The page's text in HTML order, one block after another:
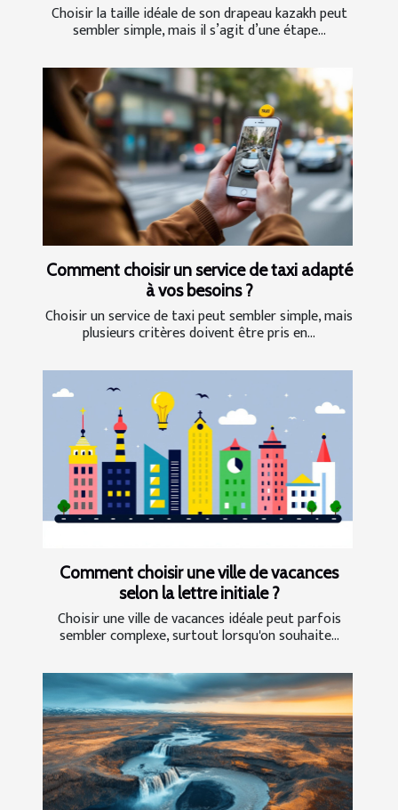
Choisir la taille idéale de son drapeau kazakh peut
sembler simple, mais il s’agit d’une étape...
Comment choisir un service de taxi adapté
à vos besoins ?
Choisir un service de taxi peut sembler simple, mais
plusieurs critères doivent être pris en...
Comment choisir une ville de vacances
selon la lettre initiale ?
Choisir une ville de vacances idéale peut parfois
sembler complexe, surtout lorsqu'on souhaite...